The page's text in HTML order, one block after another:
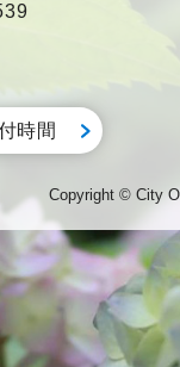
時間
Copyright © City